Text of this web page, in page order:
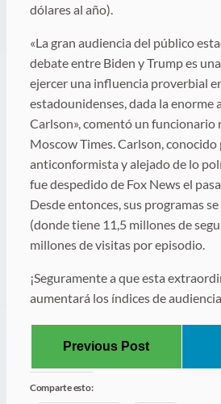
dólares al año).
«La gran audiencia del público
debate entre Biden y Trump es
ejercer una influencia proverbial
estadounidenses, dada la enorme
Carlson», comentó un funcionario
Moscow Times. Carlson,
anticonformista y alejado de lo
fue despedido de Fox News el
Desde entonces, sus programas
(donde tiene 11,5 millones de
millones de visitas por episodio.
¡Seguramente a que esta
aumentará los índices de
Previous Post
Comparte esto: